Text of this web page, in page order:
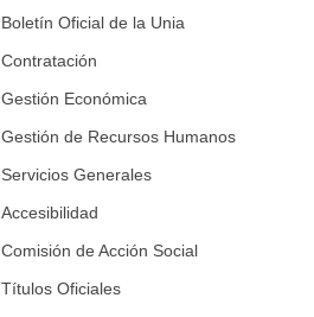
Boletín Oficial de la Unia
Contratación
Gestión Económica
Gestión de Recursos Humanos
Servicios Generales
Accesibilidad
Comisión de Acción Social
Títulos Oficiales